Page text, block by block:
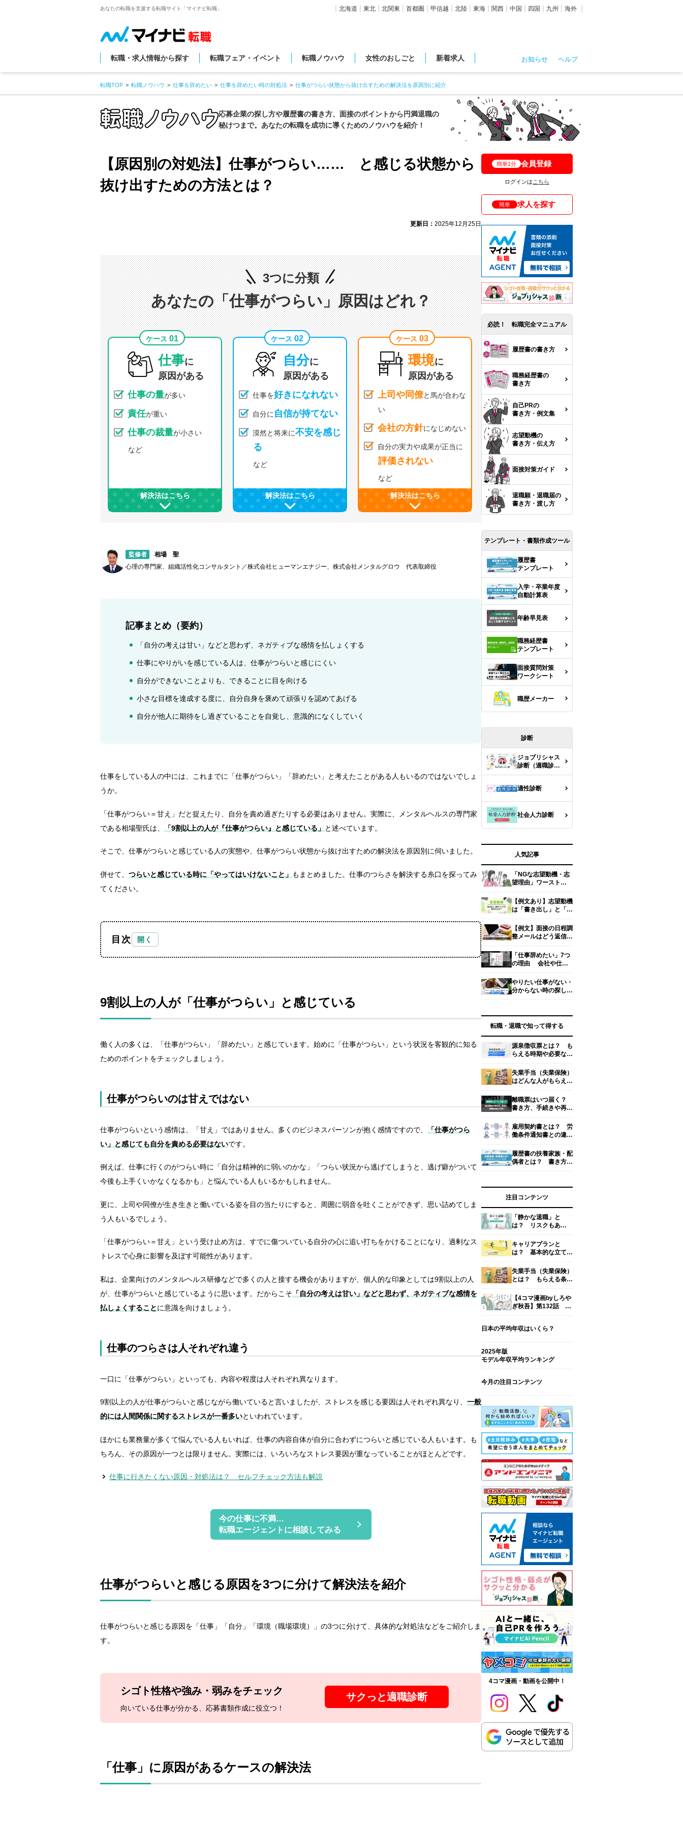
あなたの転職を支援する転職サイト「マイナビ転職」 北海道 東北 北関東 首都圏 甲信越 北陸 東海 関西 中国 四国 九州 海外
転職・求人情報から探す 転職フェア・イベント 転職ノウハウ 女性のおしごと 新着求人 お知らせ ヘルプ
転職TOP 転職ノウハウ 仕事を辞めたい 仕事を辞めたい時の対処法 仕事がつらい状態から抜け出すための解決法を原因別に紹介
応募企業の探し方や履歴書の書き方、面接のポイントから円満退職の
秘けつまで。あなたの転職を成功に導くためのノウハウを紹介！
【原因別の対処法】仕事がつらい…… と感じる状態から
抜け出すための方法とは？
更新日： 2025年12月25日
3つに分類
あなたの「仕事がつらい」原因はどれ？
ケース 01
仕事に
原因がある
仕事の量が多い
責任が重い
仕事の裁量が小さい
など
解決法はこちら
ケース 02
自分に
原因がある
仕事を好きになれない
自分に 自信が持てない
漠然と将来に不安を感じ
る
など
解決法はこちら
ケース 03
環境に
原因がある
上司や同僚と馬が合わな
い
会社の方針になじめない
自分の実力や成果が正当に
評価されない
など
解決法はこちら
監修者
相場 聖
心理の専門家、組織活性化コンサルタント／株式会社ヒューマンエナジー、株式会社メンタルグロウ 代表取締役
記事まとめ（要約）
「自分の考えは甘い」などと思わず、ネガティブな感情を払しょくする
仕事にやりがいを感じている人は、仕事がつらいと感じにくい
自分ができないことよりも、できることに目を向ける
小さな目標を達成する度に、自分自身を褒めて頑張りを認めてあげる
自分が他人に期待をし過ぎていることを自覚し、意識的になくしていく
仕事をしている人の中には、これまでに「仕事がつらい」「辞めたい」と考えたことがある人もいるのではないでしょ
うか。
「仕事がつらい＝甘え」だと捉えたり、自分を責め過ぎたりする必要はありません。実際に、メンタルヘルスの専門家
である相場聖氏は、
「9割以上の人が『仕事がつらい』と感じている」 と述べています。
そこで、仕事がつらいと感じている人の実態や、仕事がつらい状態から抜け出すための解決法を原因別に伺いました。
併せて、 つらいと感じている時に「やってはいけないこと」 もまとめました。仕事のつらさを解決する糸口を探ってみ
てください。
目次
9割以上の人が「仕事がつらい」と感じている
働く人の多くは、「仕事がつらい」「辞めたい」と感じています。始めに「仕事がつらい」という状況を客観的に知る
ためのポイントをチェックしましょう。
仕事がつらいのは甘えではない
仕事がつらいという感情は、「甘え」ではありません。多くのビジネスパーソンが抱く感情ですので、
「仕事がつら
い」と感じても自分を責める必要はないです。
例えば、仕事に行くのがつらい時に「自分は精神的に弱いのかな」「つらい状況から逃げてしまうと、逃げ癖がついて
今後も上手くいかなくなるかも」と悩んでいる人もいるかもしれません。
更に、上司や同僚が生き生きと働いている姿を目の当たりにすると、周囲に弱音を吐くことができず、思い詰めてしま
う人もいるでしょう。
「仕事がつらい＝甘え」という受け止め方は、すでに傷ついている自分の心に追い打ちをかけることになり、過剰なス
トレスで心身に影響を及ぼす可能性があります。
私は、企業向けのメンタルヘルス研修などで多くの人と接する機会がありますが、個人的な印象としては9割以上の人
が、仕事がつらいと感じているように思います。だからこそ 「自分の考えは甘い」などと思わず、ネガティブな感情を
払しょくすることに意識を向けましょう。
仕事のつらさは人それぞれ違う
一口に「仕事がつらい」といっても、内容や程度は人それぞれ異なります。
9割以上の人が仕事がつらいと感じながら働いていると言いましたが、ストレスを感じる要因は人それぞれ異なり、 一般
的には人間関係に関するストレスが一番多いといわれています。
ほかにも業務量が多くて悩んでいる人もいれば、仕事の内容自体が自分に合わずにつらいと感じている人もいます。も
ちろん、その原因が一つとは限りません。実際には、いろいろなストレス要因が重なっていることがほとんどです。
仕事に行きたくない原因・対処法は？ セルフチェック方法も解説
今の仕事に不満…
転職エージェントに相談してみる
仕事がつらいと感じる原因を3つに分けて解決法を紹介
仕事がつらいと感じる原因を「仕事」「自分」「環境（職場環境）」の3つに分けて、具体的な対処法などをご紹介しま
す。
シゴト性格や強み・弱みをチェック
向いている仕事が分かる、 応募書類作成に役立つ！
サクっと適職診断
「仕事」に原因があるケースの解決法
簡単1分 会員登録
ログインは こちら
簡単 求人を探す
必読！ 転職完全マニュアル
履歴書の書き方
職務経歴書の
書き方
自己PRの
書き方・例文集
志望動機の
書き方・伝え方
面接対策ガイド
退職願・退職届の
書き方・渡し方
テンプレート・書類作成ツール
履歴書
テンプレート
入学・卒業年度
自動計算表
年齢早見表
職務経歴書
テンプレート
面接質問対策
ワークシート
職歴メーカー
診断
ジョブリシャス
診断（適職診
断）
適性診断
社会人力診断
人気記事
「NGな志望動機・志
望理由」ワースト
【例文あり】志望動機
は「書き出し」と「締
る！ 人事の目を引く
書き方とは？
【例文】面接の日程調
整メールはどう返信す
き方マナー
「仕事辞めたい」7つ
の理由 会社や仕事
る気が出ない…… リ
アル対処法
やりたい仕事がない・
分からない時の探し方
転職・退職で知って得する
源泉徴収票とは？ も
らえる時期や必要なタ
イント4つ
失業手当（失業保険）
はどんな人がもらえ
続き方法を解説【社労
士監修】
離職票はいつ届く？
書き方、手続きや再発
雇用契約書とは？ 労
働条件通知書との違
処法
履歴書の扶養家族・配
偶者とは？ 書き方と
注目コンテンツ
「静かな退職」と
は？ リスクもあ
キャリアプランと
は？ 基本的な立て
回答例文を解説
失業手当（失業保険）
とは？ もらえる条件
方法【社労士監修】
【4コマ漫画byしろや
ぎ秋吾】第132話 気
日本の平均年収はいくら？
2025年版
モデル年収平均ランキング
今月の注目コンテンツ
4コマ漫画・動画を公開中！